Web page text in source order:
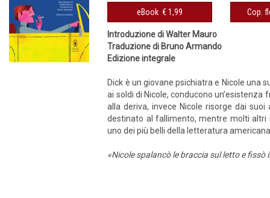
eBook € 1,99
Introduzione di Walter Mauro
Traduzione di Bruno Armando
Edizione integrale
Dick è un giovane psichiatra e Nicole una
ai soldi di Nicole, conducono
alla deriva, invece Nicole risorge dai
destinato al fallimento, mentre molti altri
uno dei più belli della letteratura
«Nicole spalancò le braccia sul letto e